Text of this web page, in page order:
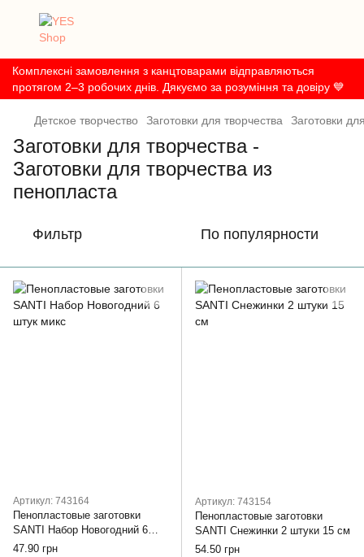
Комплексні замовлення з канцтоварами відправляються
протягом 2–3 робочих днів. Дякуємо за розуміння та довіру 💙
Детское творчество Заготовки для творчества Заготовки
Заготовки для творчества -
Заготовки для творчества из
пенопласта
Фильтр По популярности
Артикул: 743164
Пенопластовые заготовки
SANTI Набор Новогодний 6
штук микс
47.90 грн
Артикул: 743154
Пенопластовые заготовки
SANTI Снежинки 2 штуки 15 см
54.50 грн